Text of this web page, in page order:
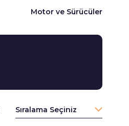
Motor ve Sürücüler